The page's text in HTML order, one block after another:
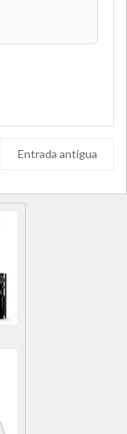
Entrada antigua